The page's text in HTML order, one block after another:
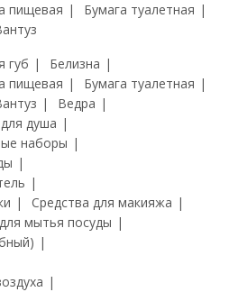
пищевая
Бумага туалетная
губ
Белизна
пищевая
Бумага туалетная
Ведра
душа
наборы
Средства для макияжа
мытья посуды